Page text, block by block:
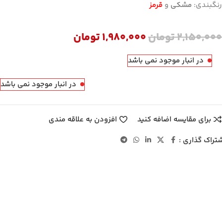
رنگبندی: مشکی و قرمز
2,150,000تومان1,980,000تومان
در انبار موجود نمی باشد
در انبار موجود نمی باشد
برای مقایسه اضافه کنید
افزودن به علاقه مندی
گذاری :